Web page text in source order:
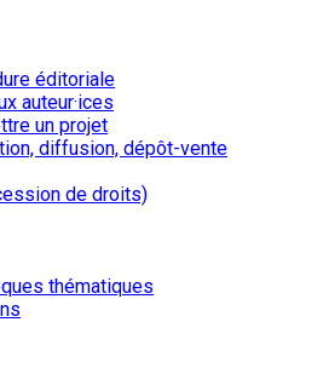
éditoriale
auteur·ices
un projet
diffusion, dépôt-vente
de droits)
thématiques